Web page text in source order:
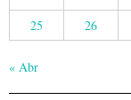
25
26
« Abr